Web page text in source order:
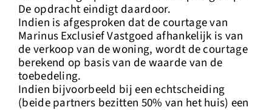
De opdracht eindigt daardoor.
Indien is afgesproken dat de courtage van
Marinus Exclusief Vastgoed afhankelijk is van
de verkoop van de woning, wordt de courtage
berekend op basis van de waarde van de
toebedeling.
Indien bijvoorbeeld bij een echtscheiding
(beide partners bezitten 50% van het huis) een